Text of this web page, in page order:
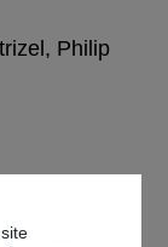
Philip